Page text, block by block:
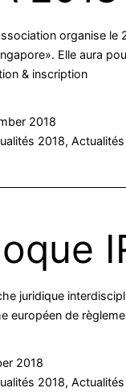
organise
Elle aura
& inscription
2018
2018, Actualités
juridique
européen de
2018
2018, Actualités